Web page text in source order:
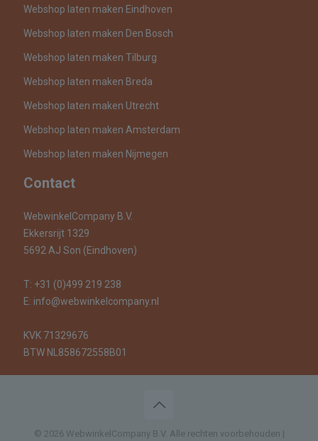
Webshop laten maken Eindhoven
Webshop laten maken Den Bosch
Webshop laten maken Tilburg
Webshop laten maken Breda
Webshop laten maken Utrecht
Webshop laten maken Amsterdam
Webshop laten maken Nijmegen
Contact
WebwinkelCompany B.V.
Ekkersrijt 1329
5692 AJ Son (Eindhoven)
T: +31 (0)499 219 238
E: info@webwinkelcompany.nl
KVK 71329676
BTW NL858672558B01
© 2026 WebwinkelCompany B.V. Alle rechten voorbehouden |